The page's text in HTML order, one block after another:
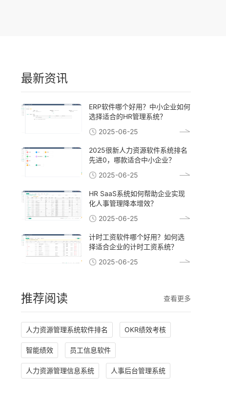
最新资讯
ERP软件哪个好用？中小企业如何
选择适合的HR管理系统？
2025-06-25
2025很新人力资源软件系统排名
先进0，哪款适合中小企业？
2025-06-25
HR SaaS系统如何帮助企业实现
化人事管理降本增效？
2025-06-25
计时工资软件哪个好用？如何选
择适合企业的计时工资系统？
2025-06-25
推荐阅读 查看更多
人力资源管理系统软件排名 OKR绩效考核
智能绩效 员工信息软件
人力资源管理信息系统 人事后台管理系统